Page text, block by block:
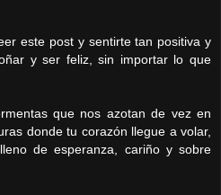
este post y sentirte tan positiva y
y ser feliz, sin importar lo que
que nos azotan de vez en
donde tu corazón llegue a volar,
de esperanza, cariño y sobre